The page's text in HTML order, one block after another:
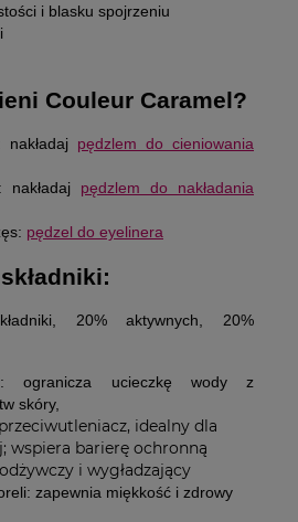
i blasku spojrzeniu
Couleur Caramel?
pędzlem do cieniowania
nakładaj pędzlem do nakładania
pędzel do eyelinera
20% aktywnych, 20%
ogranicza ucieczkę wody z
skóry,
przeciwutleniacz, idealny dla
wspiera barierę ochronną
i wygładzający
zapewnia miękkość i zdrowy